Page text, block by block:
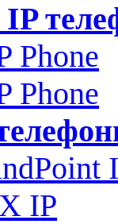
IP
Phone
Phone
IP